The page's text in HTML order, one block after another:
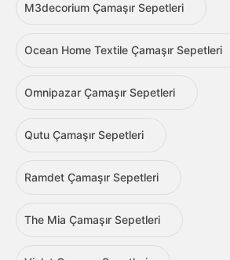
M3decorium Çamaşır Sepetleri
Ocean Home Textile Çamaşır Sepetleri
Omnipazar Çamaşır Sepetleri
Qutu Çamaşır Sepetleri
Ramdet Çamaşır Sepetleri
The Mia Çamaşır Sepetleri